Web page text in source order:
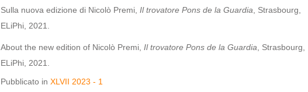
Sulla nuova edizione di Nicolò Premi, Il trovatore Pons de la Guardia, Strasbourg,
ELiPhi, 2021.
About the new edition of Nicolò Premi, Il trovatore Pons de la Guardia, Strasbourg,
ELiPhi, 2021.
Pubblicato in XLVII 2023 - 1